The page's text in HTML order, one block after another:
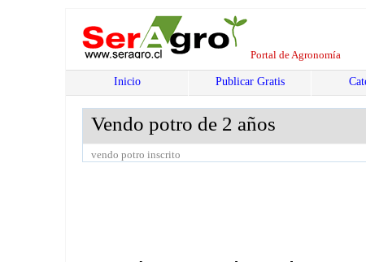
Portal de Agronomía
Inicio Publicar Gratis
Vendo potro de 2 años
vendo potro inscrito